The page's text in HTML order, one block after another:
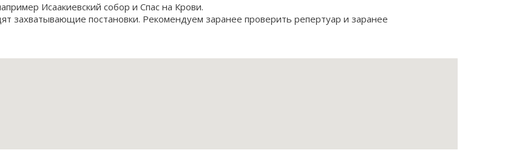
Исаакиевский собор и Спас на Крови.
захватывающие постановки. Рекомендуем заранее проверить репертуар и заранее